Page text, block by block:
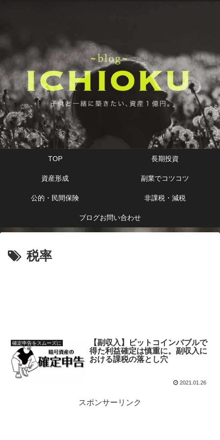
TOP 長期投資
資産形成 副業でコツコツ
公的・民間保険 非課税・減税
ブログお問い合わせ
税率
確定申告をスムーズに
【副収入】ビットコインバブルで
得た利益確定は慎重に。副収入に
おける課税の落とし穴
2021.01.26
スポンサーリンク